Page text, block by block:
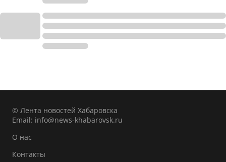
© Лента новостей Хабаровска
Email: info@news-khabarovsk.ru
О нас
Контакты